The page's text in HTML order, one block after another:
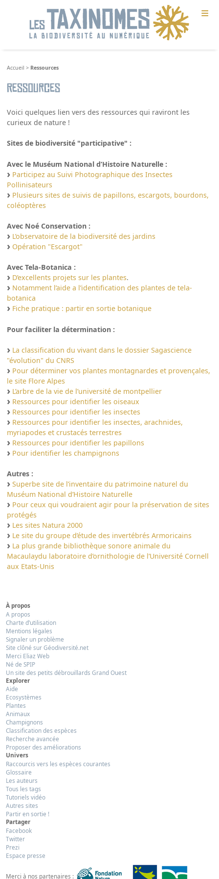
≡
Accueil > Ressources
Ressources
Voici quelques lien vers des ressources qui raviront les
curieux de nature !
Sites de biodiversité "participative" :
Avec le Muséum National d’Histoire Naturelle :
Participez au Suivi Photographique des Insectes
Pollinisateurs
Plusieurs sites de suivis de papillons, escargots, bourdons,
coléoptères
Avec Noé Conservation :
L’observatoire de la biodiversité des jardins
Opération "Escargot"
Avec Tela-Botanica :
D’excellents projets sur les plantes.
Notamment l’aide a l’identification des plantes de tela-
botanica
Fiche pratique : partir en sortie botanique
Pour faciliter la détermination :
La classification du vivant dans le dossier Sagascience
"évolution" du CNRS
Pour déterminer vos plantes montagnardes et provençales,
le site Flore Alpes
L’arbre de la vie de l’université de montpellier
Ressources pour identifier les oiseaux
Ressources pour identifier les insectes
Ressources pour identifier les insectes, arachnides,
myriapodes et crustacés terrestres
Ressources pour identifier les papillons
Pour identifier les champignons
Autres :
Superbe site de l’inventaire du patrimoine naturel du
Muséum National d’Histoire Naturelle
Pour ceux qui voudraient agir pour la préservation de sites
protégés
Les sites Natura 2000
Le site du groupe d’étude des invertébrés Armoricains
La plus grande bibliothèque sonore animale du
Macaulaydu laboratoire d’ornithologie de l’Université Cornell
aux Etats-Unis
À propos
A propos
Charte d’utilisation
Mentions légales
Signaler un problème
Site clôné sur Géodiversité.net
Merci Eliaz Web
Né de SPIP
Un site des petits débrouillards Grand Ouest
Explorer
Aide
Ecosystèmes
Plantes
Animaux
Champignons
Classification des espèces
Recherche avancée
Proposer des améliorations
Univers
Raccourcis vers les espèces courantes
Glossaire
Les auteurs
Tous les tags
Tutoriels vidéo
Autres sites
Partir en sortie !
Partager
Facebook
Twitter
Prezi
Espace presse
Merci à nos partenaires :